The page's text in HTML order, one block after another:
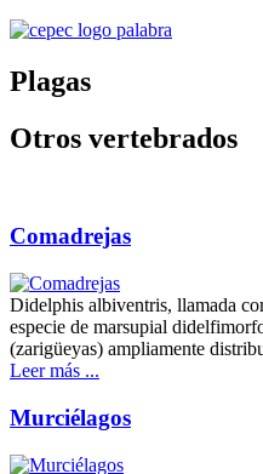
Plagas
Otros vertebrados
Comadrejas
Didelphis albiventris, llamada
especie de marsupial
(zarigüeyas) ampliamente
Leer más ...
Murciélagos